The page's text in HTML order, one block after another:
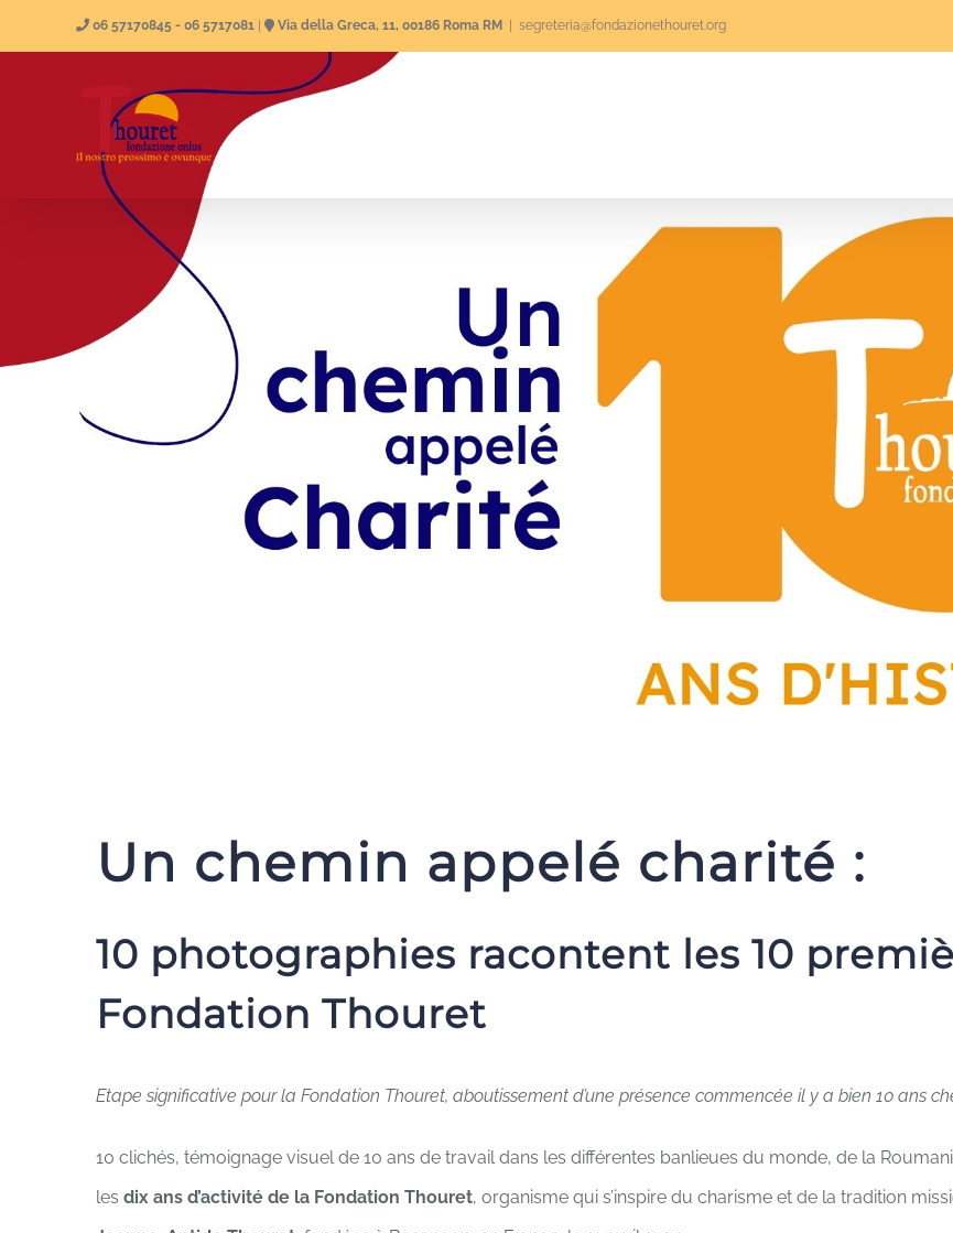
to
06 57170845 - 06 5717081| Via della Greca, 11, 00186 Roma RM segreteria@fondazionethouret.org
Un chemin appelé charité :
10 photographies racontent les 10
Fondation Thouret
Etape significative pour la Fondation Thouret, aboutissement d’une présence commencée il y a bien 10 ans
10 clichés, témoignage visuel de 10 ans de travail dans les différentes banlieues du monde, de la
les dix ans d’activité de la Fondation Thouret, organisme qui s’inspire du charisme et de la tradition